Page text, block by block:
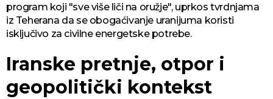
program koji "sve više liči na oružje", uprkos tvrdnjama
iz Teherana da se obogaćivanje uranijuma koristi
isključivo za civilne energetske potrebe.
Iranske pretnje, otpor i
geopolitički kontekst